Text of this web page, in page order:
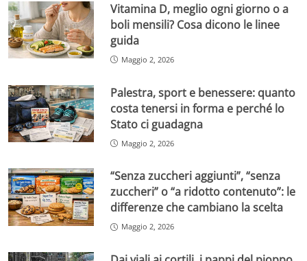
Vitamina D, meglio ogni giorno o a
boli mensili? Cosa dicono le linee
guida
Maggio 2, 2026
Palestra, sport e benessere: quanto
costa tenersi in forma e perché lo
Stato ci guadagna
Maggio 2, 2026
“Senza zuccheri aggiunti”, “senza
zuccheri” o “a ridotto contenuto”: le
differenze che cambiano la scelta
Maggio 2, 2026